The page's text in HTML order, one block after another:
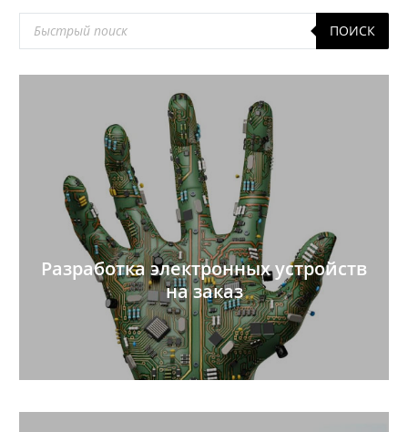
товаров
ПОИСК
Разработка электронных устройств
на заказ